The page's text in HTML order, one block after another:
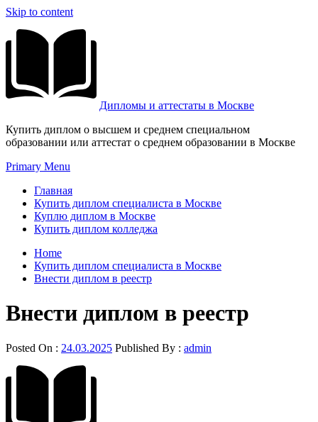
Skip to content
Дипломы и аттестаты в Москве
Купить диплом о высшем и среднем специальном
образовании или аттестат о среднем образовании в Москве
Primary Menu
Главная
Купить диплом специалиста в Москве
Куплю диплом в Москве
Купить диплом колледжа
Home
Купить диплом специалиста в Москве
Внести диплом в реестр
Внести диплом в реестр
Posted On : 24.03.2025 Published By : admin